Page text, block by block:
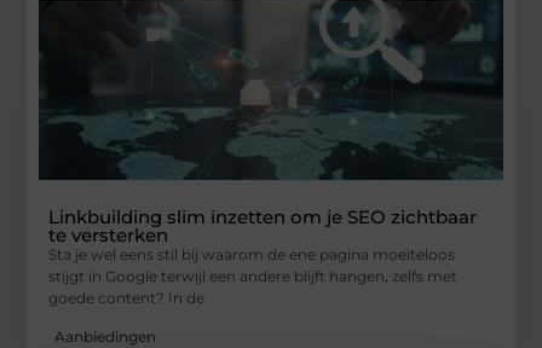
Linkbuilding slim inzetten om je SEO zichtbaar
te versterken
Sta je wel eens stil bij waarom de ene pagina moeiteloos
stijgt in Google terwijl een andere blijft hangen, zelfs met
goede content? In de
Aanbiedingen